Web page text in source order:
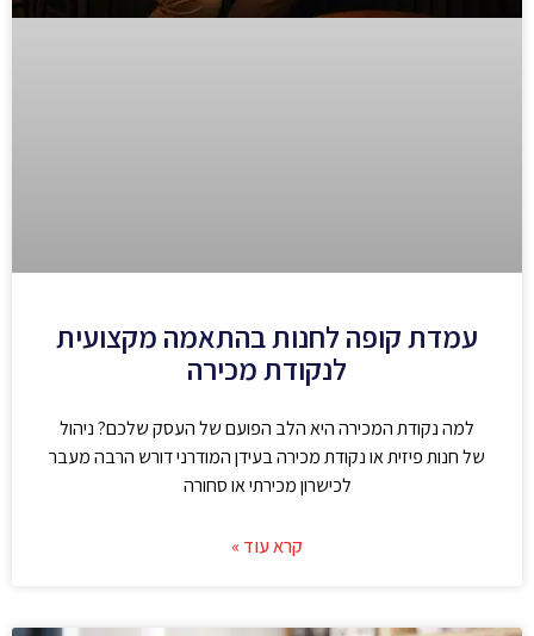
עמדת קופה לחנות בהתאמה מקצועית
לנקודת מכירה
למה נקודת המכירה היא הלב הפועם של העסק שלכם? ניהול
של חנות פיזית או נקודת מכירה בעידן המודרני דורש הרבה מעבר
לכישרון מכירתי או סחורה
קרא עוד »